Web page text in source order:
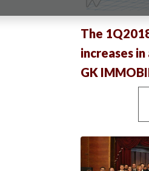
The
increases
GK